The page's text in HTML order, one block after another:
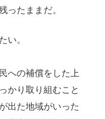
ったままだ。
い。
への補償をした上
かり取り組むこと
出た地域がいった